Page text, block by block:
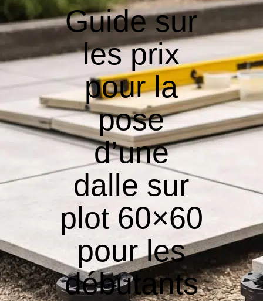
Guide sur
les prix
pour la
pose
d’une
dalle sur
plot 60×60
pour les
débutants